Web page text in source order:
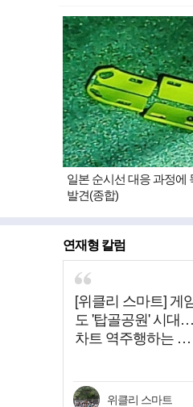
일본 순시선 대응 과정에
발견(종합)
연재형 칼럼
[위클리 스마트] 게
도 '탑골공원' 시대…
차트 역주행하는 그
위클리 스마트